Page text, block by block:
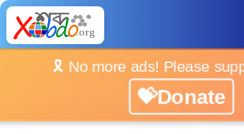
🎗️ No more ads! Please
💝Donate